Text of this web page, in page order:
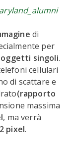
di
per
singoli.
cellulari
di scattare e
(rapporto
massima
, ma verrà
pixel.